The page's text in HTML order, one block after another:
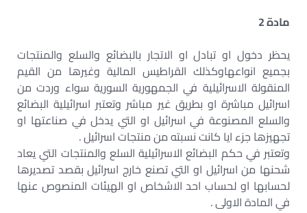
مادة 2
يحظر دخول او تبادل او الاتجار بالبضائع والسلع والمنتجات
بجميع انواعهاوكذلك القراطيس المالية وغيرها من القيم
المنقولة الاسرائيلية في الجمهورية السورية سواء وردت من
اسرائيل مباشرة او بطريق غير مباشر وتعتبر اسرائيلية البضائع
والسلع المصنوعة في اسرائيل او التي يدخل في صناعتها او
تجهيزها جزء ايا كانت نسبته من منتجات اسرائيل .
وتعتبر في حكم البضائع الاسرائيلية السلع والمنتجات التي يعاد
شحنها من اسرائيل او التي تصنع خارج اسرائيل بقصد تصديرها
لحسابها او لحساب احد الاشخاص او الهيئات المنصوص عنها
في المادة الاولى .